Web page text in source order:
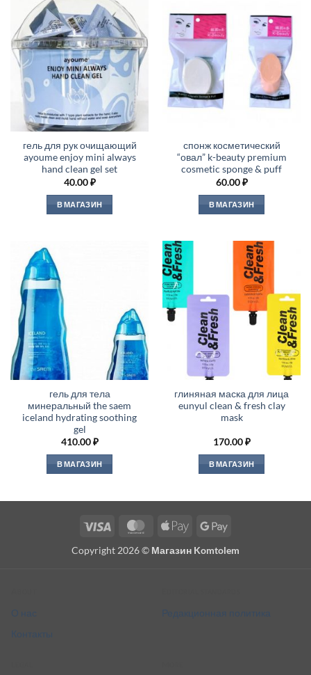
гель для рук очищающий
ayoume enjoy mini always
hand clean gel set
40.00₽
В МАГАЗИН
спонж косметический
“овал” k-beauty premium
cosmetic sponge & puff
60.00₽
В МАГАЗИН
гель для тела
минеральный the saem
iceland hydrating soothing
gel
410.00₽
В МАГАЗИН
глиняная маска для лица
eunyul clean & fresh clay
mask
170.00₽
В МАГАЗИН
Visa MasterCardApple
Google
Copyright 2026 © Магазин Komtolem
О нас
Контакты
Редакционная политика